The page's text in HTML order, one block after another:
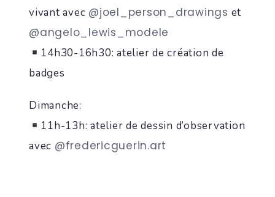
vivant avec @joel_person_drawings et
@angelo_lewis_modele
14h30-16h30: atelier de création de
badges
Dimanche:
11h-13h: atelier de dessin d’observation
avec @fredericguerin.art